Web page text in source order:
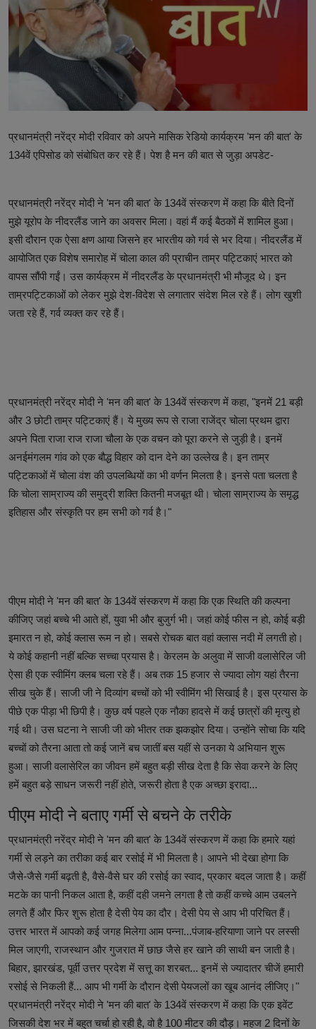
टेक्नोलॉजी
वर्ल्ड
राशिफल
Poll
Gallery
Terms of Service
Privacy Policy
Cookies Policy
प्रधानमंत्री नरेंद्र मोदी रविवार को अपने मासिक रेडियो कार्यक्रम 'मन की बात' के
134वें एपिसोड को संबोधित कर रहे हैं। पेश है मन की बात से जुड़ा अपडेट-
प्रधानमंत्री नरेंद्र मोदी ने 'मन की बात' के 134वें संस्करण में कहा कि बीते दिनों
मुझे यूरोप के नीदरलैंड जाने का अवसर मिला। वहां मैं कई बैठकों में शामिल हुआ।
इसी दौरान एक ऐसा क्षण आया जिसने हर भारतीय को गर्व से भर दिया। नीदरलैंड में
आयोजित एक विशेष समारोह में चोला काल की प्राचीन ताम्र पट्टिकाएं भारत को
वापस सौंपी गईं। उस कार्यक्रम में नीदरलैंड के प्रधानमंत्री भी मौजूद थे। इन
ताम्रपट्टिकाओं को लेकर मुझे देश-विदेश से लगातार संदेश मिल रहे हैं। लोग खुशी
जता रहे हैं, गर्व व्यक्त कर रहे हैं।
प्रधानमंत्री नरेंद्र मोदी ने 'मन की बात' के 134वें संस्करण में कहा, "इनमें 21 बड़ी
और 3 छोटी ताम्र पट्टिकाएं हैं। ये मुख्य रूप से राजा राजेंद्र चोला प्रथम द्वारा
अपने पिता राजा राज राजा चौला के एक वचन को पूरा करने से जुड़ी है। इनमें
अनईमंगलम गांव को एक बौद्ध विहार को दान देने का उल्लेख है। इन ताम्र
पट्टिकाओं में चोला वंश की उपलब्धियों का भी वर्णन मिलता है। इनसे पता चलता है
कि चोला साम्राज्य की समुद्री शक्ति कितनी मजबूत थी। चोला साम्राज्य के समृद्ध
इतिहास और संस्कृति पर हम सभी को गर्व है।"
पीएम मोदी ने 'मन की बात' के 134वें संस्करण में कहा कि एक स्थिति की कल्पना
कीजिए जहां बच्चे भी आते हों, युवा भी और बुजुर्ग भी। जहां कोई फीस न हो, कोई बड़ी
इमारत न हो, कोई क्लास रूम न हो। सबसे रोचक बात वहां क्लास नदी में लगती हो।
ये कोई कहानी नहीं बल्कि सच्चा प्रयास है। केरलम के अलुवा में साजी वलासेरिल जी
ऐसा ही एक स्वीमिंग क्लब चला रहे हैं। अब तक 15 हजार से ज्यादा लोग यहां तैरना
सीख चुके हैं। साजी जी ने दिव्यांग बच्चों को भी स्वीमिंग भी सिखाई है। इस प्रयास के
पीछे एक पीड़ा भी छिपी है। कुछ वर्ष पहले एक नौका हादसे में कई छात्रों की मृत्यु हो
गई थी। उस घटना ने साजी जी को भीतर तक झकझोर दिया। उन्होंने सोचा कि यदि
बच्चों को तैरना आता तो कई जानें बच जातीं बस यहीं से उनका ये अभियान शुरू
हुआ। साजी वलासेरिल का जीवन हमें बहुत बड़ी सीख देता है कि सेवा करने के लिए
हमें बहुत बड़े साधन जरूरी नहीं होते, जरूरी होता है एक अच्छा इरादा...
पीएम मोदी ने बताए गर्मी से बचने के तरीके
प्रधानमंत्री नरेंद्र मोदी ने 'मन की बात' के 134वें संस्करण में कहा कि हमारे यहां
गर्मी से लड़ने का तरीका कई बार रसोई में भी मिलता है। आपने भी देखा होगा कि
जैसे-जैसे गर्मी बढ़ती है, वैसे-वैसे घर की रसोई का स्वाद, प्रकार बदल जाता है। कहीं
मटके का पानी निकल आता है, कहीं दही जमने लगता है तो कहीं कच्चे आम उबलने
लगते हैं और फिर शुरू होता है देसी पेय का दौर। देसी पेय से आप भी परिचित हैं।
उत्तर भारत में आपको कई जगह मिलेगा आम पन्ना...पंजाब-हरियाणा जाने पर लस्सी
मिल जाएगी, राजस्थान और गुजरात में छाछ जैसे हर खाने की साथी बन जाती है।
बिहार, झारखंड, पूर्वी उत्तर प्रदेश में सत्तू का शरबत... इनमें से ज्यादातर चीजें हमारी
रसोई से निकली हैं... आप भी गर्मी के दौरान देसी पेयजलों का खूब आनंद लीजिए।"
प्रधानमंत्री नरेंद्र मोदी ने 'मन की बात' के 134वें संस्करण में कहा कि एक इवेंट
जिसकी देश भर में बहुत चर्चा हो रही है, वो है 100 मीटर की दौड़। महज 2 दिनों के